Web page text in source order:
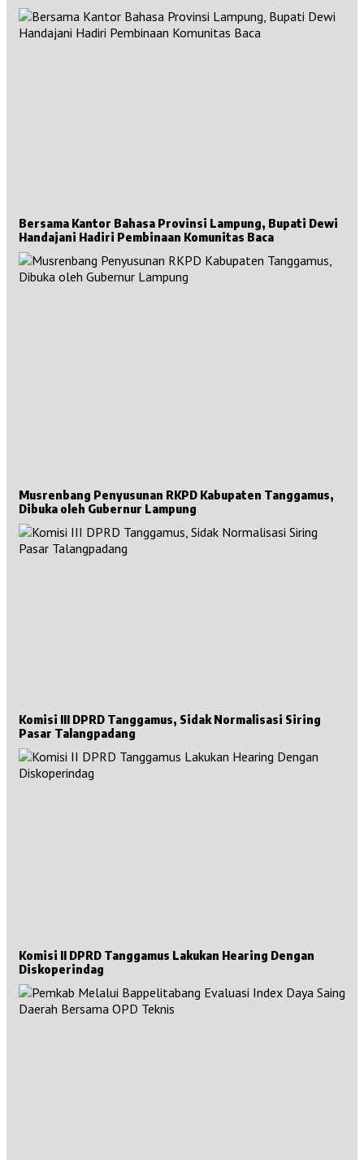
Sejarah Besar untuk Sumsel
Bersama Kantor Bahasa Provinsi Lampung, Bupati Dewi
Handajani Hadiri Pembinaan Komunitas Baca
Musrenbang Penyusunan RKPD Kabupaten Tanggamus,
Dibuka oleh Gubernur Lampung
Komisi III DPRD Tanggamus, Sidak Normalisasi Siring
Pasar Talangpadang
Komisi II DPRD Tanggamus Lakukan Hearing Dengan
Diskoperindag